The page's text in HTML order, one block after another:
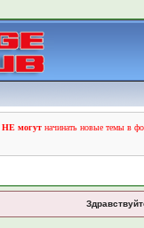
НЕ могутначинать новые темы в